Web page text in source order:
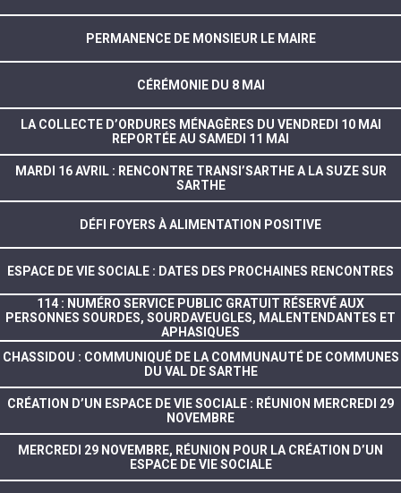
PERMANENCE DE MONSIEUR LE MAIRE
CÉRÉMONIE DU 8 MAI
LA COLLECTE D’ORDURES MÉNAGÈRES DU VENDREDI 10 MAI
REPORTÉE AU SAMEDI 11 MAI
MARDI 16 AVRIL : RENCONTRE TRANSI’SARTHE A LA SUZE SUR
SARTHE
DÉFI FOYERS À ALIMENTATION POSITIVE
ESPACE DE VIE SOCIALE : DATES DES PROCHAINES RENCONTRES
114 : NUMÉRO SERVICE PUBLIC GRATUIT RÉSERVÉ AUX
PERSONNES SOURDES, SOURDAVEUGLES, MALENTENDANTES ET
APHASIQUES
CHASSIDOU : COMMUNIQUÉ DE LA COMMUNAUTÉ DE COMMUNES
DU VAL DE SARTHE
CRÉATION D’UN ESPACE DE VIE SOCIALE : RÉUNION MERCREDI 29
NOVEMBRE
MERCREDI 29 NOVEMBRE, RÉUNION POUR LA CRÉATION D’UN
ESPACE DE VIE SOCIALE